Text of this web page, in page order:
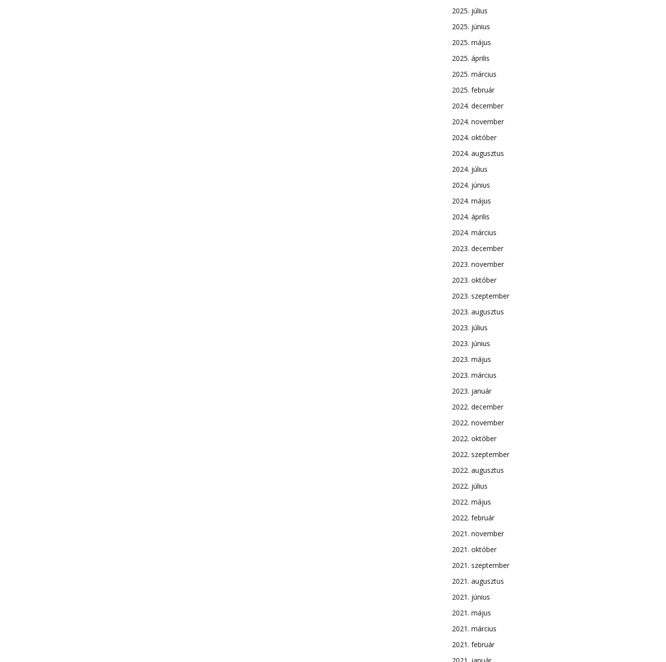
2025. július
2025. június
2025. május
2025. április
2025. március
2025. február
2024. december
2024. november
2024. október
2024. augusztus
2024. július
2024. június
2024. május
2024. április
2024. március
2023. december
2023. november
2023. október
2023. szeptember
2023. augusztus
2023. július
2023. június
2023. május
2023. március
2023. január
2022. december
2022. november
2022. október
2022. szeptember
2022. augusztus
2022. július
2022. május
2022. február
2021. november
2021. október
2021. szeptember
2021. augusztus
2021. június
2021. május
2021. március
2021. február